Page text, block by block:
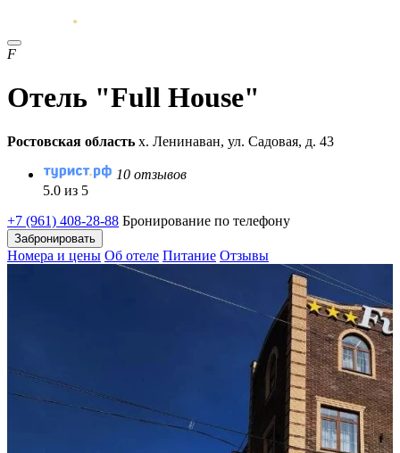
F
Отель "Full House"
Ростовская область х. Ленинаван, ул. Садовая, д. 43
10 отзывов
5.0 из 5
+7 (961) 408-28-88 Бронирование по телефону
Забронировать
Номера и цены Об отеле Питание Отзывы